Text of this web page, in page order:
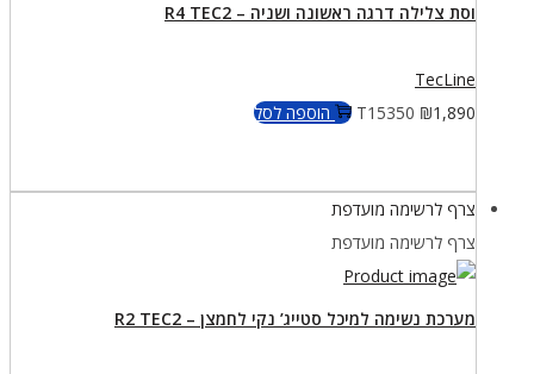
וסת צלילה דרגה ראשונה ושניה – R4 TEC2
TecLine
T15350 ₪1,890 הוספה לסל
צרף לרשימה מועדפת
צרף לרשימה מועדפת
מערכת נשימה למיכל סטייג’ נקי לחמצן – R2 TEC2